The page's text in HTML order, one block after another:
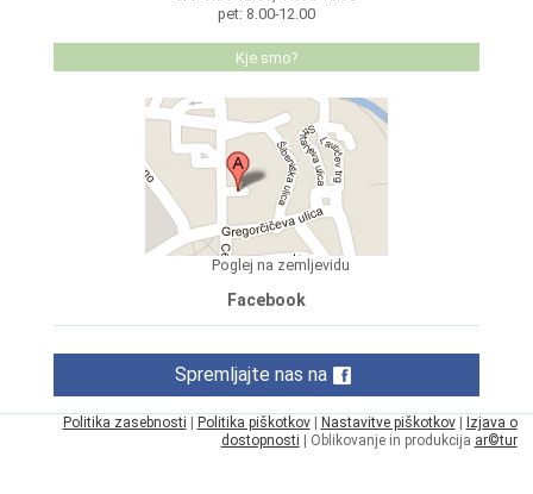
pet: 8.00-12.00
Kje smo?
Poglej na zemljevidu
Facebook
Spremljajte nas na
Politika zasebnosti Politika piškotkov| Nastavitve piškotkov|
Izjava o
dostopnosti | Oblikovanje in produkcija ar©tur